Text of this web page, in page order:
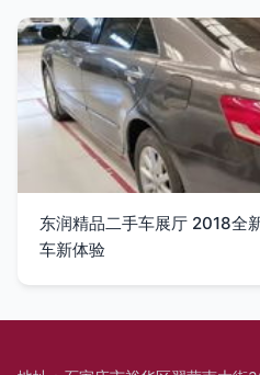
东润精品二手车展厅 2018全
车新体验